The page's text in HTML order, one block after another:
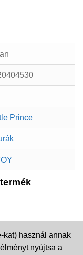
Prince
termék
kat) használ annak
nyújtsa a